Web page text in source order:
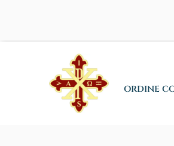
ORDINE